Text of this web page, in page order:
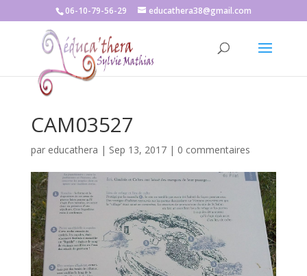
06-10-79-56-29 educathera38@gmail.com
CAM03527
par educathera | Sep 13, 2017| 0 commentaires